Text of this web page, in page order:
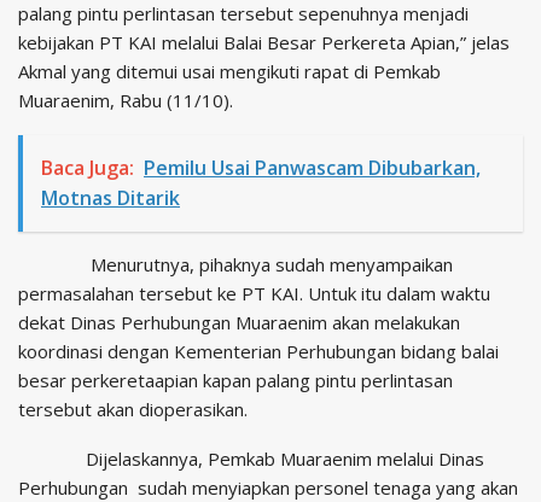
palang pintu perlintasan tersebut sepenuhnya menjadi
kebijakan PT KAI melalui Balai Besar Perkereta Apian,” jelas
Akmal yang ditemui usai mengikuti rapat di Pemkab
Muaraenim, Rabu (11/10).
Baca Juga: Pemilu Usai Panwascam Dibubarkan,
Motnas Ditarik
Menurutnya, pihaknya sudah menyampaikan
permasalahan tersebut ke PT KAI. Untuk itu dalam waktu
dekat Dinas Perhubungan Muaraenim akan melakukan
koordinasi dengan Kementerian Perhubungan bidang balai
besar perkeretaapian kapan palang pintu perlintasan
tersebut akan dioperasikan.
Dijelaskannya, Pemkab Muaraenim melalui Dinas
Perhubungan sudah menyiapkan personel tenaga yang akan